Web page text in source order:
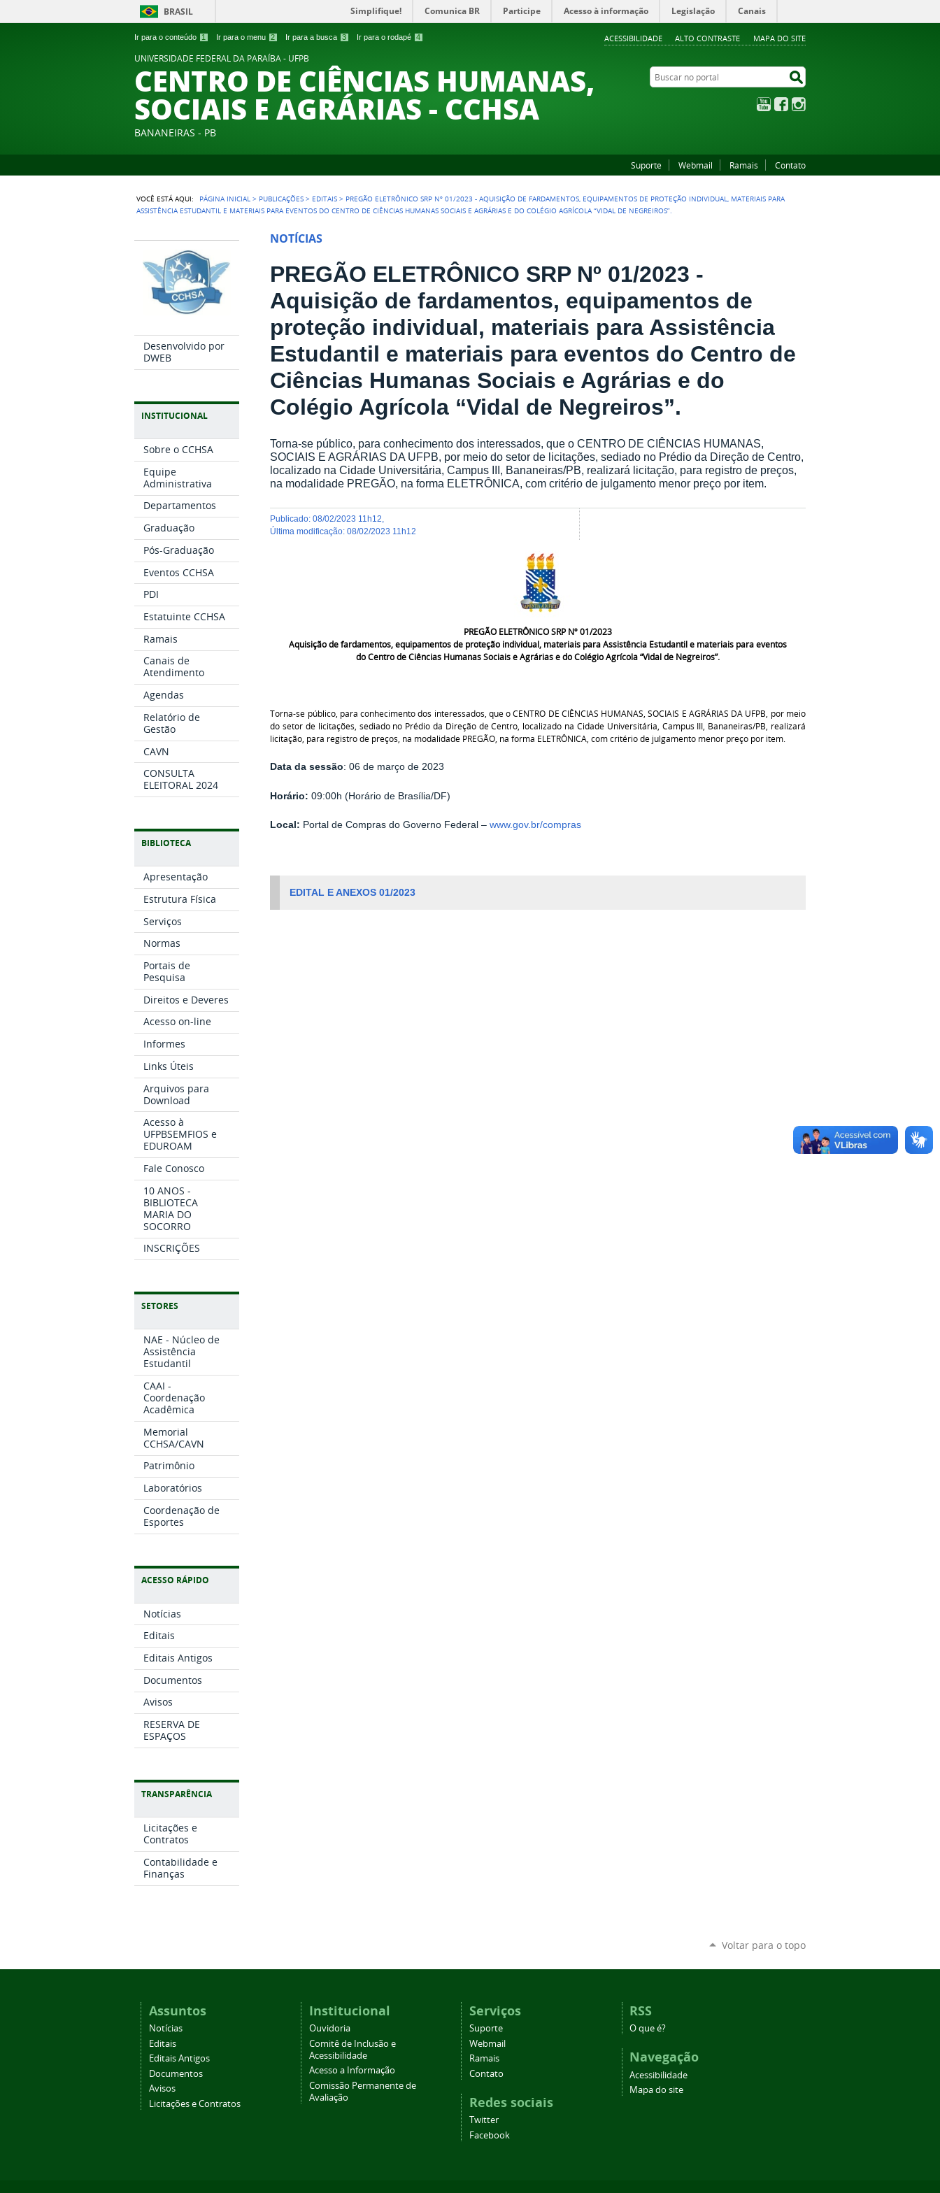
Ir para o conteúdo 1 Ir para o menu 2 Ir para a busca 3 Ir para o rodapé 4 ACESSIBILIDADE ALTO CONTRASTE MAPA DO SITE
BRASIL Simplifique! Comunica BR Participe Acesso à informação Legislação Canais
UNIVERSIDADE FEDERAL DA PARAÍBA - UFPB
CENTRO DE CIÊNCIAS HUMANAS,
SOCIAIS E AGRÁRIAS - CCHSA
BANANEIRAS - PB
Buscar no portal
YouTubeFacebook
Suporte Webmail Ramais Contato
VOCÊ ESTÁ AQUI: PÁGINA INICIAL > PUBLICAÇÕES > EDITAIS > PREGÃO ELETRÔNICO SRP Nº 01/2023 - AQUISIÇÃO DE FARDAMENTOS, EQUIPAMENTOS DE PROTEÇÃO INDIVIDUAL, MATERIAIS PARA
ASSISTÊNCIA ESTUDANTIL E MATERIAIS PARA EVENTOS DO CENTRO DE CIÊNCIAS HUMANAS SOCIAIS E AGRÁRIAS E DO COLÉGIO AGRÍCOLA “VIDAL DE NEGREIROS”.
Desenvolvido por
DWEB
INSTITUCIONAL
Sobre o CCHSA
Equipe
Administrativa
Departamentos
Graduação
Pós-Graduação
Eventos CCHSA
PDI
Estatuinte CCHSA
Ramais
Canais de
Atendimento
Agendas
Relatório de
Gestão
CAVN
CONSULTA
ELEITORAL 2024
BIBLIOTECA
Apresentação
Estrutura Física
Serviços
Normas
Portais de
Pesquisa
Direitos e Deveres
Acesso on-line
Informes
Links Úteis
Arquivos para
Download
Acesso à
UFPBSEMFIOS e
EDUROAM
Fale Conosco
10 ANOS -
BIBLIOTECA
MARIA DO
SOCORRO
INSCRIÇÕES
SETORES
NAE - Núcleo de
Assistência
Estudantil
CAAI -
Coordenação
Acadêmica
Memorial
CCHSA/CAVN
Patrimônio
Laboratórios
Coordenação de
Esportes
ACESSO RÁPIDO
Notícias
Editais
Editais Antigos
Documentos
Avisos
RESERVA DE
ESPAÇOS
TRANSPARÊNCIA
Licitações e
Contratos
Contabilidade e
Finanças
NOTÍCIAS
PREGÃO ELETRÔNICO SRP Nº 01/2023 -
Aquisição de fardamentos, equipamentos de
proteção individual, materiais para Assistência
Estudantil e materiais para eventos do Centro de
Ciências Humanas Sociais e Agrárias e do
Colégio Agrícola “Vidal de Negreiros”.
Torna-se público, para conhecimento dos interessados, que o CENTRO DE CIÊNCIAS HUMANAS,
SOCIAIS E AGRÁRIAS DA UFPB, por meio do setor de licitações, sediado no Prédio da Direção de Centro,
localizado na Cidade Universitária, Campus III, Bananeiras/PB, realizará licitação, para registro de preços,
na modalidade PREGÃO, na forma ELETRÔNICA, com critério de julgamento menor preço por item.
publicado:08/02/2023 11h12
última modificação:08/02/2023 11h12
PREGÃO ELETRÔNICO SRP Nº 01/2023
Aquisição de fardamentos, equipamentos de proteção individual, materiais para Assistência Estudantil e materiais para eventos
do Centro de Ciências Humanas Sociais e Agrárias e do Colégio Agrícola “Vidal de Negreiros”.
Torna-se público, para conhecimento dos interessados, que o CENTRO DE CIÊNCIAS HUMANAS, SOCIAIS E AGRÁRIAS DA UFPB, por meio
do setor de licitações, sediado no Prédio da Direção de Centro, localizado na Cidade Universitária, Campus III, Bananeiras/PB, realizará
licitação, para registro de preços, na modalidade PREGÃO, na forma ELETRÔNICA, com critério de julgamento menor preço por item.
Data da sessão:06 de março de 2023
Horário: 09:00h (Horário de Brasília/DF)
Local: Portal de Compras do Governo Federal –www.gov.br/compras
EDITAL E ANEXOS 01/2023
Voltar para o topo
Assuntos
Notícias
Editais
Editais Antigos
Documentos
Avisos
Licitações e Contratos
Institucional
Ouvidoria
Comitê de Inclusão e
Acessibilidade
Acesso a Informação
Comissão Permanente de
Avaliação
Serviços
Suporte
Webmail
Ramais
Contato
Redes sociais
Twitter
Facebook
RSS
O que é?
Navegação
Acessibilidade
Mapa do site